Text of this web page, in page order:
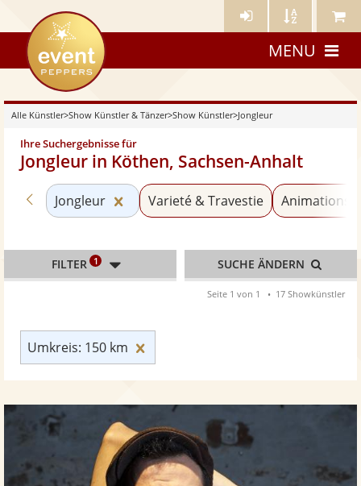
Künstler- Künstler Meine
eventpeppers
MENU
Alle Künstler>Show Künstler & Tänzer>Show Künstler>Jongleur
Ihre Suchergebnisse für
Jongleur in Köthen, Sachsen-Anhalt
Zurück zu «Show Künstler»
Jongleur Kategorie «Jongleur» zurücksetzen
Varieté & Travestie
Umkreis: 150 km
FILTER 1 SUCHE ÄNDERN
Seite 1 von 1 17 Showkünstler